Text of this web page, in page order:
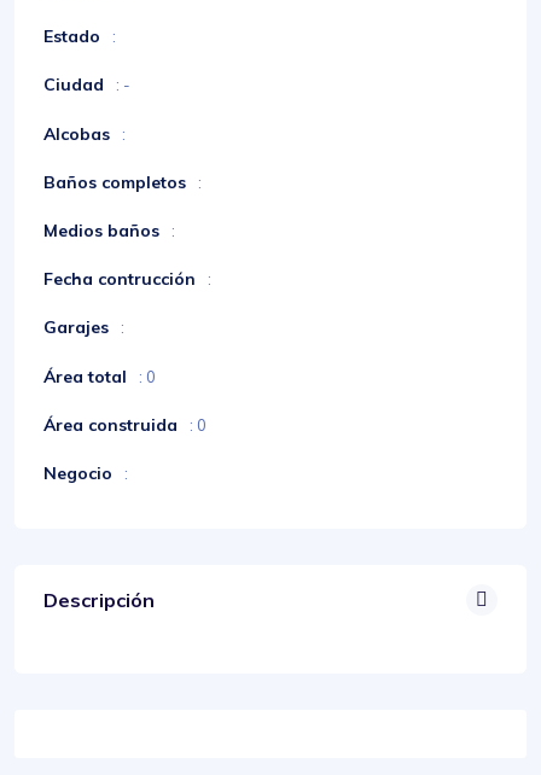
Estado :
Ciudad : -
Alcobas :
Baños completos :
Medios baños :
Fecha contrucción :
Garajes :
Área total : 0
Área construida : 0
Negocio :
Descripción